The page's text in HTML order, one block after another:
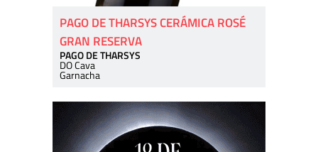
PAGO DE THARSYS CERÁMICA ROSÉ
GRAN RESERVA
PAGO DE THARSYS
DO Cava
Garnacha